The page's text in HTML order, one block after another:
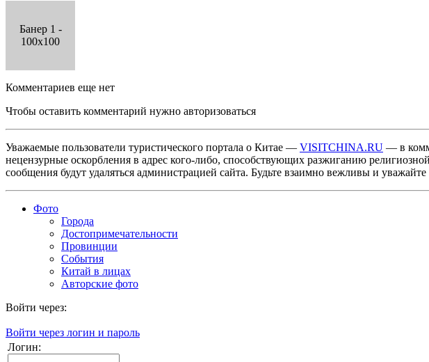
Банер 1 -
100x100
Комментариев еще нет
Чтобы оставить комментарий нужно авторизоваться
Уважаемые пользователи туристического портала о Китае — VISITCHINA.RU — в
нецензурные оскорбления в адрес кого-либо, способствующих разжиганию
сообщения будут удаляться администрацией сайта. Будьте взаимно вежливы и
Фото
Города
Достопримечательности
Провинции
События
Китай в лицах
Авторские фото
Войти через:
Войти через логин и пароль
Логин: